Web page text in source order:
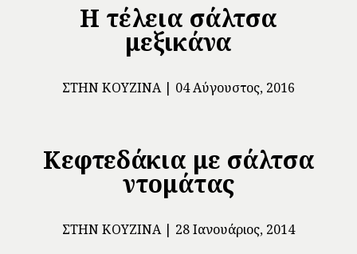
Η τέλεια σάλτσα
μεξικάνα
ΣΤΗΝ ΚΟΥΖΊΝΑ 04 Αύγουστος, 2016
Κεφτεδάκια με σάλτσα
ντομάτας
ΣΤΗΝ ΚΟΥΖΊΝΑ 28 Ιανουάριος, 2014